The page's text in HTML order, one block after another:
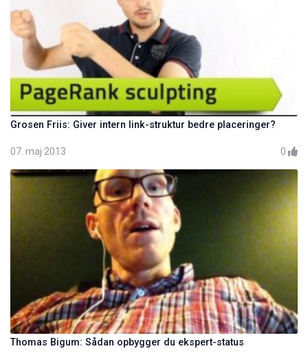
Grosen Friis: Giver intern link-struktur bedre placeringer?
07. maj 2013 0
Thomas Bigum: Sådan opbygger du ekspert-status